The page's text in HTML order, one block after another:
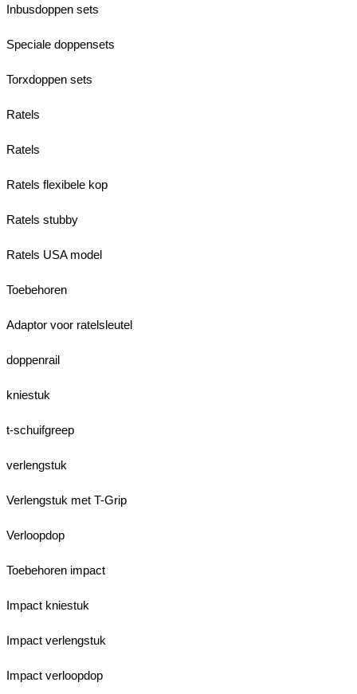
Inbusdoppen sets
Speciale doppensets
Torxdoppen sets
Ratels
Ratels
Ratels flexibele kop
Ratels stubby
Ratels USA model
Toebehoren
Adaptor voor ratelsleutel
doppenrail
kniestuk
t-schuifgreep
verlengstuk
Verlengstuk met T-Grip
Verloopdop
Toebehoren impact
Impact kniestuk
Impact verlengstuk
Impact verloopdop